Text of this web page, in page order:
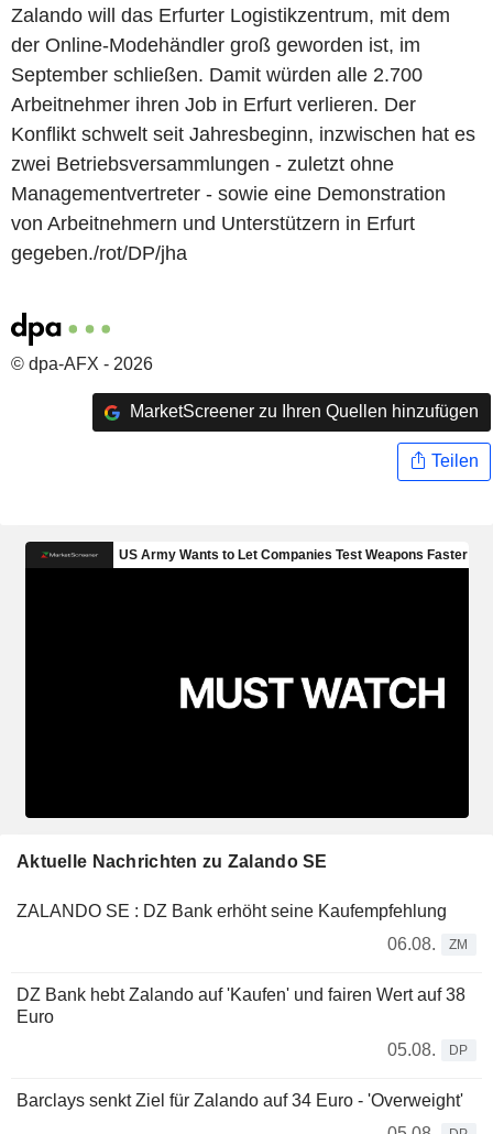
Zalando will das Erfurter Logistikzentrum, mit dem
der Online-Modehändler groß geworden ist, im
September schließen. Damit würden alle 2.700
Arbeitnehmer ihren Job in Erfurt verlieren. Der
Konflikt schwelt seit Jahresbeginn, inzwischen hat es
zwei Betriebsversammlungen - zuletzt ohne
Managementvertreter - sowie eine Demonstration
von Arbeitnehmern und Unterstützern in Erfurt
gegeben./rot/DP/jha
© dpa-AFX - 2026
MarketScreener zu Ihren Quellen hinzufügen
Teilen
Aktuelle Nachrichten zu Zalando SE
ZALANDO SE : DZ Bank erhöht seine Kaufempfehlung
06.08.
ZM
DZ Bank hebt Zalando auf 'Kaufen' und fairen Wert auf 38
Euro
05.08.
DP
Barclays senkt Ziel für Zalando auf 34 Euro - 'Overweight'